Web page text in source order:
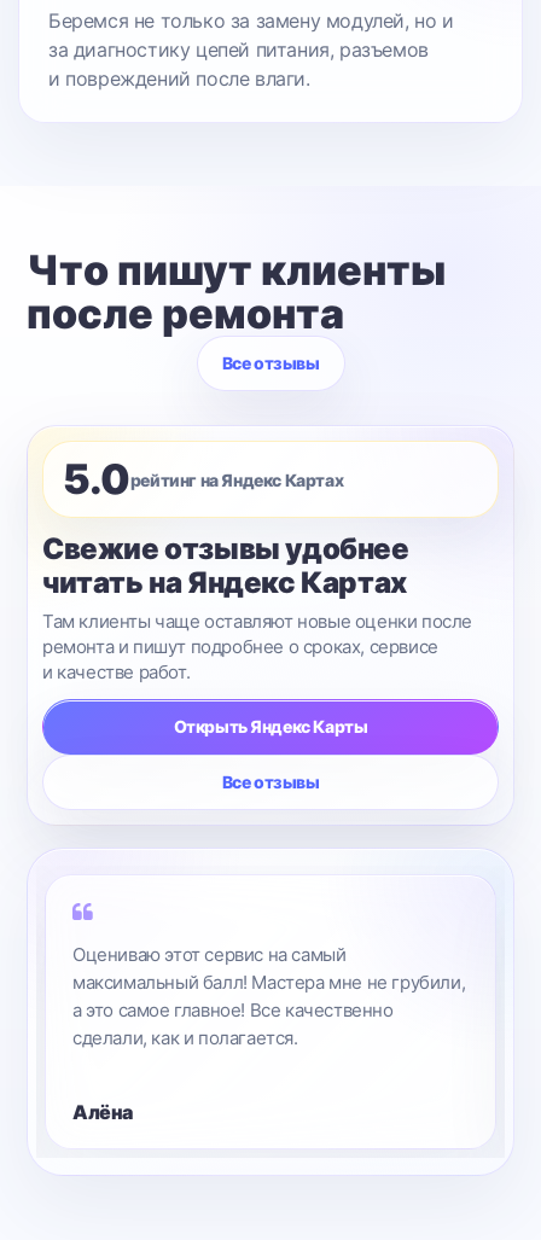
Беремся не только за замену модулей, но и
за диагностику цепей питания, разъемов
и повреждений после влаги.
Что пишут клиенты
после ремонта
Все отзывы
5.0рейтинг на Яндекс Картах
Свежие отзывы удобнее
читать на Яндекс Картах
Там клиенты чаще оставляют новые оценки после
ремонта и пишут подробнее о сроках, сервисе
и качестве работ.
Открыть Яндекс Карты
Все отзывы
Обслуживание в сервисе на высоте.
Отремонтировали быстро и качественно iPad
mini 2. Цена приятно удивила. Выдали все
документы после ремонта.
Алексей